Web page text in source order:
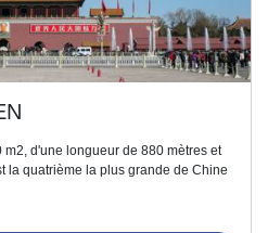
d'une longueur de 880 mètres et
la quatrième la plus grande de Chine